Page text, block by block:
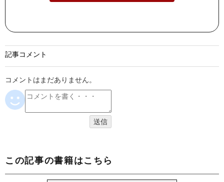
記事コメント
コメントはまだありません。
この記事の書籍はこちら